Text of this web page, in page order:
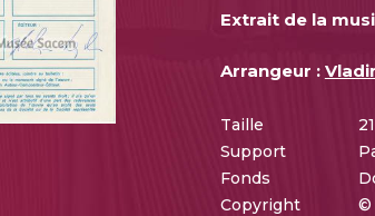
Extrait de la
Arrangeur :
Taille
Support
Fonds
Copyright
©